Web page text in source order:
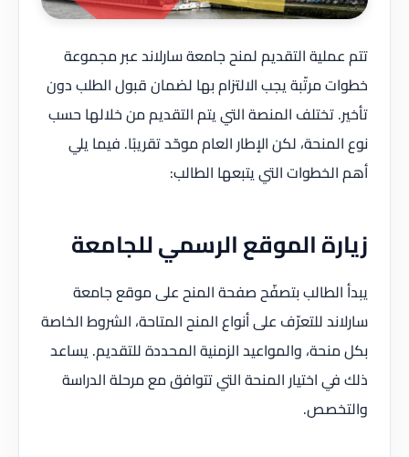
تتم عملية التقديم لمنح جامعة سارلاند عبر مجموعة
خطوات مرتّبة يجب الالتزام بها لضمان قبول الطلب دون
تأخير. تختلف المنصة التي يتم التقديم من خلالها حسب
نوع المنحة، لكن الإطار العام موحّد تقريبًا. فيما يلي
أهم الخطوات التي يتبعها الطالب:
زيارة الموقع الرسمي للجامعة
يبدأ الطالب بتصفّح صفحة المنح على موقع جامعة
سارلاند للتعرّف على أنواع المنح المتاحة، الشروط الخاصة
بكل منحة، والمواعيد الزمنية المحددة للتقديم. يساعد
ذلك في اختيار المنحة التي تتوافق مع مرحلة الدراسة
والتخصص.